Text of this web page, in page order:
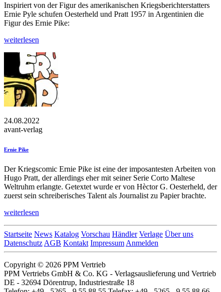
Inspiriert von der Figur des amerikanischen Kriegsberichterstatters
Ernie Pyle schufen Oesterheld und Pratt 1957 in Argentinien die
Figur des Ernie Pike:
weiterlesen
24.08.2022
avant-verlag
Ernie Pike
Der Kriegscomic Ernie Pike ist eine der imposantesten Arbeiten von
Hugo Pratt, der allerdings eher mit seiner Serie Corto Maltese
Weltruhm erlangte. Getextet wurde er von Hèctor G. Oesterheld, der
zuerst sein schreiberisches Talent als Journalist zu Papier brachte.
weiterlesen
Startseite News Katalog Vorschau Händler Verlage Über uns
Datenschutz AGB Kontakt Impressum Anmelden
Copyright © 2026 PPM Vertrieb
PPM Vertriebs GmbH & Co. KG - Verlagsauslieferung und Vertrieb
DE - 32694 Dörentrup, Industriestraße 18